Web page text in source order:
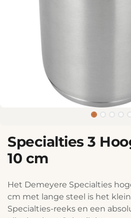
Specialties 3
10 cm
Het Demeyere Specialties
cm met lange steel is het
Specialties-reeks en een